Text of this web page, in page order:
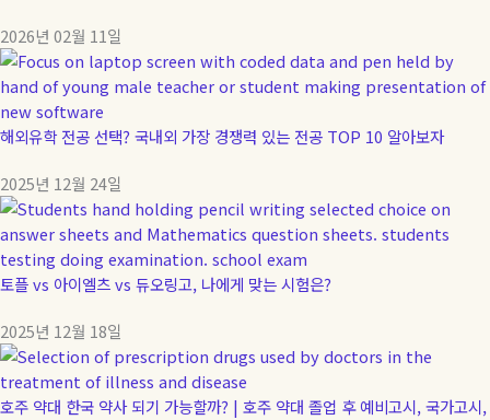
2026년 02월 11일
해외유학 전공 선택? 국내외 가장 경쟁력 있는 전공 TOP 10 알아보자
2025년 12월 24일
토플 vs 아이엘츠 vs 듀오링고, 나에게 맞는 시험은?
2025년 12월 18일
호주 약대 한국 약사 되기 가능할까? | 호주 약대 졸업 후 예비고시, 국가고시,